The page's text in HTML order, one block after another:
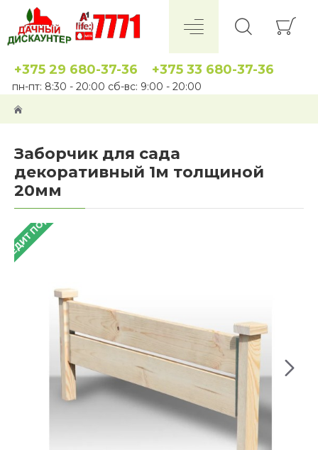
+375 29 680-37-36 +375 33 680-37-36
пн-пт: 8:30 - 20:00 сб-вс: 9:00 - 20:00
Заборчик для сада
декоративный 1м толщиной
20мм
ПОД 4%